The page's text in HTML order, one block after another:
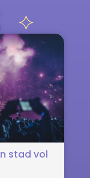
stad vol